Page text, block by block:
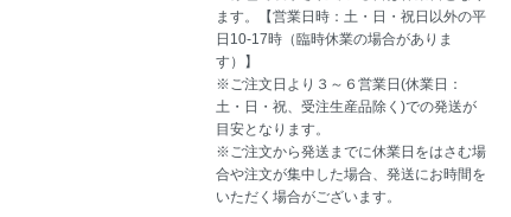
ます。【営業日時：土・日・祝日以外の平
日10-17時（臨時休業の場合がありま
す）】
※ご注文日より３～６営業日(休業日：
土・日・祝、受注生産品除く)での発送が
目安となります。
※ご注文から発送までに休業日をはさむ場
合や注文が集中した場合、発送にお時間を
いただく場合がございます。